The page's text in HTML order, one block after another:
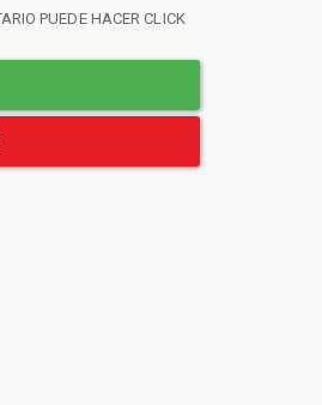
PUEDE HACER CLICK